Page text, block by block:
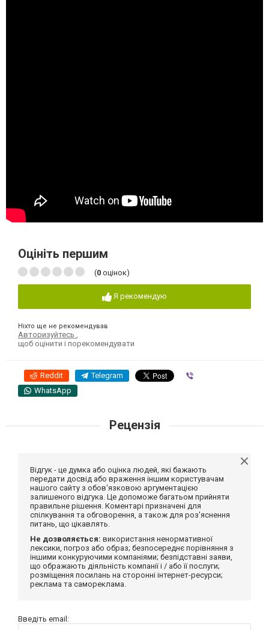
Оцініть першим
(0 оцінок)
Я рекомендую
Ніхто ще не рекомендував
Авторизуйтесь
щоб оцінити і порекомендувати
Reddit Telegram
WhatsApp
Рецензія
Відгук - це думка або оцінка людей, які бажають
передати досвід або враження іншим користувачам
нашого сайту з обов'язковою аргументацією
залишеного відгука. Це допоможе багатьом прийняти
правильне рішення. Коментарі призначені для
спілкування та обговорення, а також для роз'яснення
питань, що цікавлять.
Не дозволяється: використання ненормативної
лексики, погроз або образ; безпосереднє порівняння з
іншими конкуруючими компаніями; безпідставні заяви,
що ображають діяльність компанії і / або її послуги;
розміщення посилань на сторонні інтернет-ресурси;
реклама та самореклама.
Введіть email: